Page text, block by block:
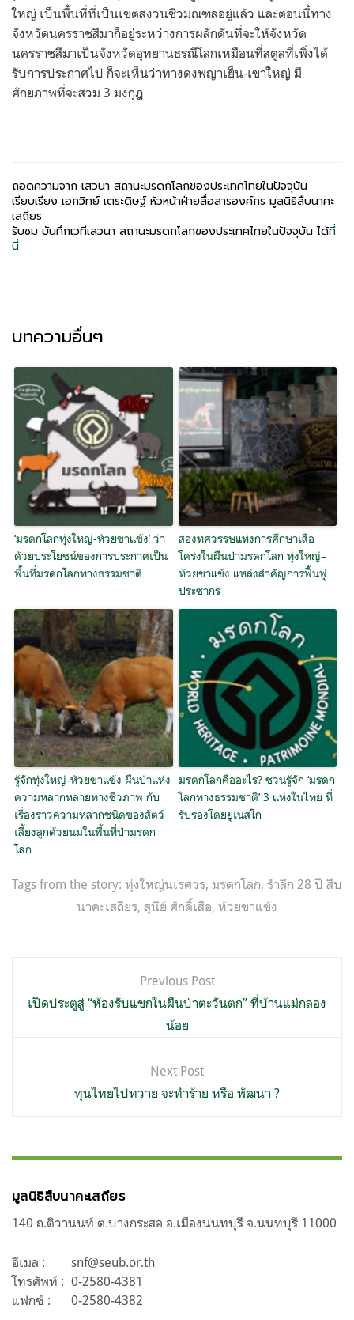
ใหญ่ เป็นพื้นที่ที่เป็นเขตสงวนชีวมณฑลอยู่แล้ว และตอนนี้ทาง
จังหวัดนครราชสีมาก็อยู่ระหว่างการผลักดันที่จะให้จังหวัด
นครราชสีมาเป็นจังหวัดอุทยานธรณีโลกเหมือนที่สตูลที่เพิ่งได้
รับการประกาศไป ก็จะเห็นว่าทางดงพญาเย็น-เขาใหญ่ มี
ศักยภาพที่จะสวม 3 มงกุฎ
ถอดความจาก เสวนา สถานะมรดกโลกของประเทศไทยในปัจจุบัน
เรียบเรียง เอกวิทย์ เตระดิษฐ์ หัวหน้าฝ่ายสื่อสารองค์กร มูลนิธิสืบนาคะ
เสถียร
รับชม บันทึกเวทีเสวนา สถานะมรดกโลกของประเทศไทยในปัจจุบัน ได้ที่
นี่
บทความอื่นๆ
‘มรดกโลกทุ่งใหญ่-ห้วยขาแข้ง’ ว่า
ด้วยประโยชน์ของการประกาศเป็น
พื้นที่มรดกโลกทางธรรมชาติ
สองทศวรรษแห่งการศึกษาเสือ
โคร่งในผืนป่ามรดกโลก ทุ่งใหญ่–
ห้วยขาแข้ง แหล่งสำคัญการฟื้นฟู
ประชากร
รู้จักทุ่งใหญ่-ห้วยขาแข้ง ผืนป่าแห่ง
ความหลากหลายทางชีวภาพ กับ
เรื่องราวความหลากชนิดของสัตว์
เลี้ยงลูกด้วยนมในพื้นที่ป่ามรดก
โลก
มรดกโลกคืออะไร? ชวนรู้จัก ‘มรดก
โลกทางธรรมชาติ’ 3 แห่งในไทย ที่
รับรองโดยยูเนสโก
Tags from the story: ทุ่งใหญ่นเรศวร, มรดกโลก, รำลึก 28 ปี สืบ
นาคะเสถียร, สุนีย์ ศักดิ์เสือ, ห้วยขาแข้ง
เรื่อง
Previous Post
เปิดประตูสู่ “ห้องรับแขกในผืนป่าตะวันตก” ที่บ้านแม่กลอง
น้อย
Next Post
ทุนไทยไปทวาย จะทำร้าย หรือ พัฒนา ?
มูลนิธิสืบนาคะเสถียร
140 ถ.ติวานนท์ ต.บางกระสอ อ.เมืองนนทบุรี จ.นนทบุรี 11000
อีเมล :
snf@seub.or.th
โทรศัพท์ : 0-2580-4381
แฟกซ์ :
0-2580-4382